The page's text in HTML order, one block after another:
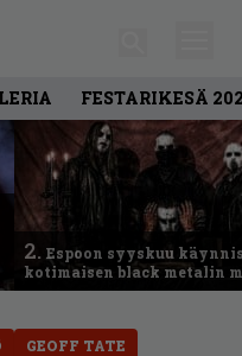
FESTARIKESÄ
2. Espoon syyskuu
kotimaisen black metalin
GEOFF TATE